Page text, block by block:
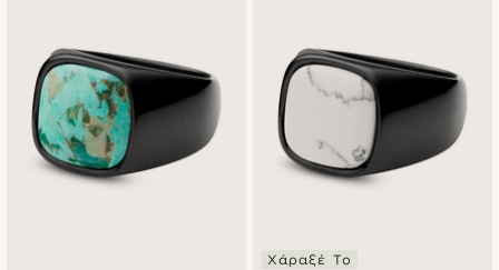
Χάραξέ Το